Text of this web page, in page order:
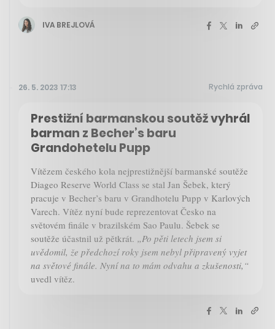
IVA BREJLOVÁ
26. 5. 2023 17:13 Rychlá zpráva
Prestižní barmanskou soutěž vyhrál
barman z Becher’s baru
Grandohetelu Pupp
Vítězem českého kola nejprestižnější barmanské soutěže
Diageo Reserve World Class se stal Jan Šebek, který
pracuje v Becher’s baru v Grandhotelu Pupp v Karlových
Varech. Vítěz nyní bude reprezentovat Česko na
světovém finále v brazilském Sao Paulu. Šebek se
soutěže účastnil už pětkrát. „Po pěti letech jsem si
uvědomil, že předchozí roky jsem nebyl připravený vyjet
na světové finále. Nyní na to mám odvahu a zkušenosti,“
uvedl vítěz.